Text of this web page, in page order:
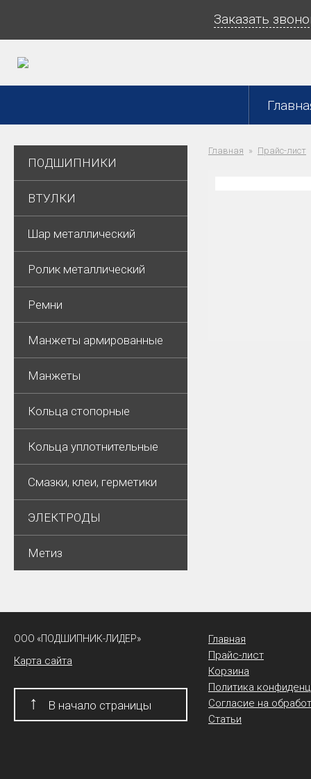
Заказать
ПОДШИПНИКИ
ВТУЛКИ
Шар металлический
Ролик металлический
Ремни
Манжеты армированные
Манжеты
Кольца стопорные
Кольца уплотнительные
Смазки, клеи, герметики
ЭЛЕКТРОДЫ
Метиз
Главная Прайс-лист
ООО «ПОДШИПНИК-ЛИДЕР»
Карта сайта
↑ В начало страницы
Главная
Прайс-лист
Корзина
Политика
Согласие на
Статьи